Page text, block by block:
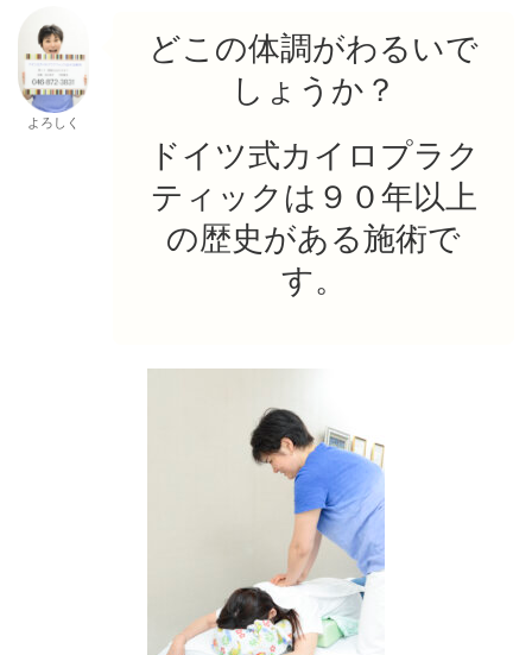
よろしく
どこの体調がわるいで
しょうか？
ドイツ式カイロプラク
ティックは９０年以上
の歴史がある施術で
す。